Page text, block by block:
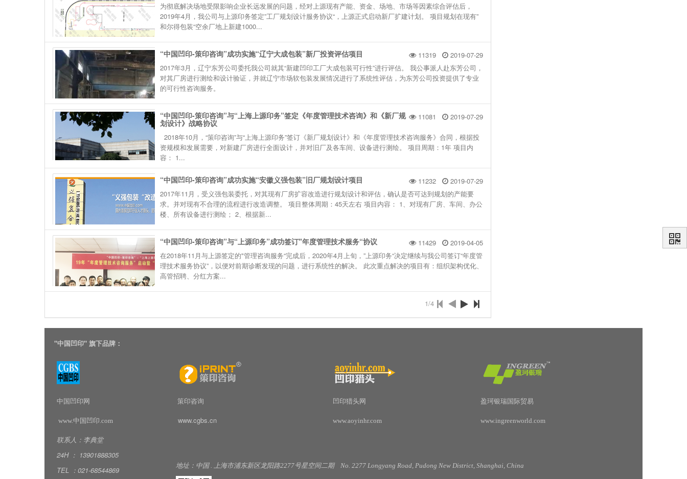
为彻底解决场地受限影响企业长远发展的问题，经对上源现有产能、资金、场地、市场等因素综合评估后，
2019年4月，我公司与上源印务签定”工厂规划设计服务协议“，上源正式启动新厂扩建计划。 项目规划在现有”
和尔得包装“空余厂地上新建1000...
11319 2019-07-29
“中国凹印-策印咨询”成功实施“辽宁大成包装”新厂投资评估项目
2017年3月，辽宁东芳公司委托我公司就其“新建凹印工厂大成包装可行性”进行评估。 我公事派人赴东芳公司，
对其厂房进行测绘和设计验证，并就辽宁市场软包装发展情况进行了系统性评估，为东芳公司投资提供了专业
的可行性咨询服务。
11081 2019-07-29
“中国凹印-策印咨询”与“上海上源印务”签定《年度管理技术咨询》和《新厂规
划设计》战略协议
2018年10月，“策印咨询”与“上海上源印务”签订《新厂规划设计》和《年度管理技术咨询服务》合同，根据投
资规模和发展需要，对新建厂房进行全面设计，并对旧厂及各车间、设备进行测绘。 项目周期：1年 项目内
容： 1...
11232 2019-07-29
“中国凹印-策印咨询”成功实施“安徽义强包装”旧厂规划设计项目
2017年11月，受义强包装委托，对其现有厂房扩容改造进行规划设计和评估，确认是否可达到规划的产能要
求。并对现有不合理的流程进行改造调整。 项目整体周期：45天左右 项目内容： 1、对现有厂房、车间、办公
楼、所有设备进行测绘； 2、根据新...
11429 2019-04-05
“中国凹印-策印咨询”与“上源印务”成功签订"年度管理技术服务“协议
在2018年11月与上源签定的"管理咨询服务“完成后，2020年4月上旬，”上源印务“决定继续与我公司签订“年度管
理技术服务协议”，以便对前期诊断发现的问题，进行系统性的解决。 此次重点解决的项目有：组织架构优化、
高管招聘、分红方案...
1/4
"中国凹印" 旗下品牌：
中国凹印网 策印咨询 凹印猎头网 盈珂银瑞国际贸易
www.中国凹印.com www.cgbs.cn www.aoyinhr.com www.ingreenworld.com
联系人：李典堂
24H ： 13901888305
TEL
： 021-68544869 地址：中国 上海市浦东新区龙阳路2277号星空间二期 No. 2277 Longyang Road, Pudong New District, Shanghai, China